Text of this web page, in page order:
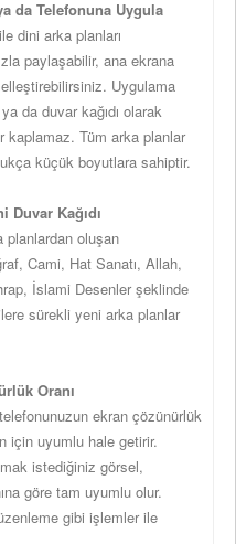
da Telefonuna Uygula
dini arka planları
paylaşabilir, ana ekrana
Uygulama
da duvar kağıdı olarak
kaplamaz. Tüm arka planlar
küçük boyutlara sahiptir.
Duvar Kağıdı
planlardan oluşan
Cami, Hat Sanatı, Allah,
İslami Desenler şeklinde
sürekli yeni arka planlar
Oranı
ekran çözünürlük
için uyumlu hale getirir.
istediğiniz görsel,
göre tam uyumlu olur.
gibi işlemler ile